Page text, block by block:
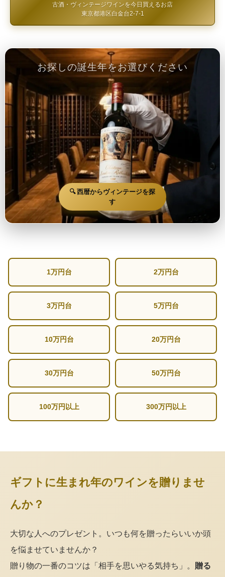
古酒・ヴィンテージワインを今日買えるお店
東京都港区白金台2-7-1
お探しの誕生年をお選びください
🔍 西暦からヴィンテージを探
す
1万円台 2万円台
3万円台 5万円台
10万円台 20万円台
30万円台 50万円台
100万円以上 300万円以上
ギフトに生まれ年のワインを贈りませ
んか？
大切な人へのプレゼント。いつも何を贈ったらいいか頭
を悩ませていませんか？
贈り物の一番のコツは「相手を思いやる気持ち」。 贈る